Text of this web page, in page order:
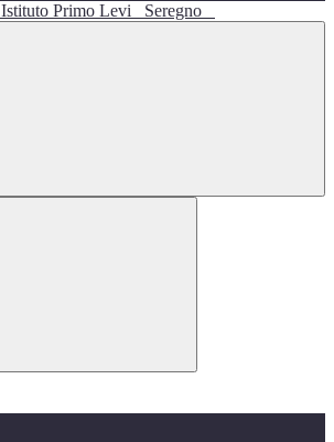
Istituto Primo Levi Seregno